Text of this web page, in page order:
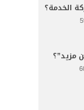
الخدمة؟
مزيد”؟